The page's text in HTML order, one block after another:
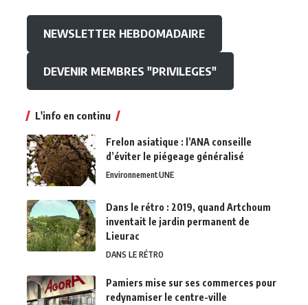
NEWSLETTER HEBDOMADAIRE
DEVENIR MEMBRES "PRIVILEGES"
L'info en continu
Frelon asiatique : l’ANA conseille
d’éviter le piégeage généralisé
EnvironnementUNE
Dans le rétro : 2019, quand Artchoum
inventait le jardin permanent de
Lieurac
DANS LE RÉTRO
Pamiers mise sur ses commerces pour
redynamiser le centre-ville